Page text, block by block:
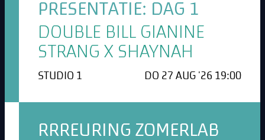
PRESENTATIE: DAG 1
DOUBLE BILL GIANINE
STRANG X SHAYNAH
STUDIO 1 DO 27 AUG '26 19:00
RRREURING ZOMERLAB